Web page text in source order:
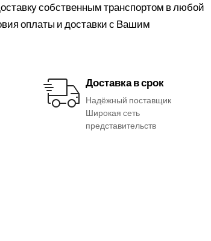
собственным транспортом в любой
оплаты и доставки с Вашим
Доставка в срок
Надёжный поставщик
Широкая сеть
представительств